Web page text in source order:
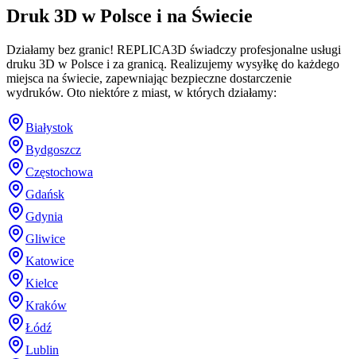
Druk 3D w Polsce i na Świecie
Działamy bez granic! REPLICA3D świadczy profesjonalne usługi
druku 3D w Polsce i za granicą. Realizujemy wysyłkę do każdego
miejsca na świecie, zapewniając bezpieczne dostarczenie
wydruków. Oto niektóre z miast, w których działamy:
Białystok
Bydgoszcz
Częstochowa
Gdańsk
Gdynia
Gliwice
Katowice
Kielce
Kraków
Łódź
Lublin